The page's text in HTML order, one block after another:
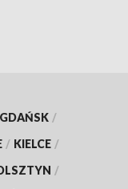
GDAŃSK /
/ KIELCE /
/